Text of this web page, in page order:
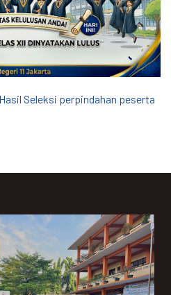
Seleksi perpindahan peserta